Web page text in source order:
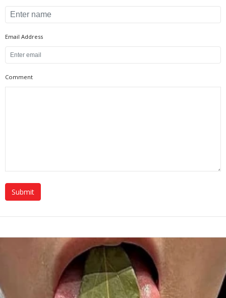
Email Address
Comment